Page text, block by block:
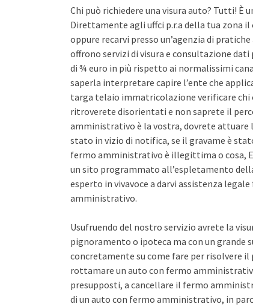
Chi può richiedere una visura auto? Tutti! È
Direttamente agli uffci p.r.a della tua zona
oppure recarvi presso un’agenzia di
offrono servizi di visura e consultazione
di ¾ euro in più rispetto ai normalissimi
saperla interpretare capire l’ente che
targa telaio immatricolazione verificare chi
ritroverete disorientati e non saprete il
amministrativo è la vostra, dovrete attuare
stato in vizio di notifica, se il gravame è
fermo amministrativo è illegittima o cosa,
un sito programmato all’espletamento
esperto in vivavoce a darvi assistenza
amministrativo.
Usufruendo del nostro servizio avrete la
pignoramento o ipoteca ma con un
concretamente su come fare per risolvere
rottamare un auto con fermo
presupposti, a cancellare il fermo
di un auto con fermo amministrativo, in